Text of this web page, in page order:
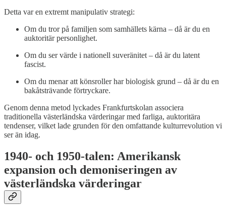
Detta var en extremt manipulativ strategi:
Om du tror på familjen som samhällets kärna – då är du en
auktoritär personlighet.
Om du ser värde i nationell suveränitet – då är du latent
fascist.
Om du menar att könsroller har biologisk grund – då är du en
bakåtsträvande förtryckare.
Genom denna metod lyckades Frankfurtskolan associera
traditionella västerländska värderingar med farliga, auktoritära
tendenser, vilket lade grunden för den omfattande kulturrevolution vi
ser än idag.
1940- och 1950-talen: Amerikansk
expansion och demoniseringen av
västerländska värderingar